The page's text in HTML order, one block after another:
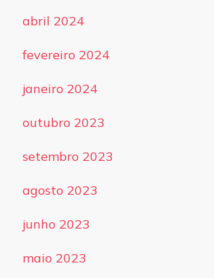
abril 2024
fevereiro 2024
janeiro 2024
outubro 2023
setembro 2023
agosto 2023
junho 2023
maio 2023